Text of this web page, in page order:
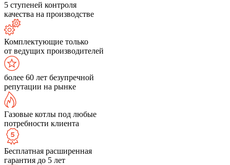
5 ступеней контроля
качества на производстве
Комплектующие только
от ведущих производителей
более 60 лет безупречной
репутации на рынке
Газовые котлы под любые
потребности клиента
Бесплатная расширенная
гарантия до 5 лет